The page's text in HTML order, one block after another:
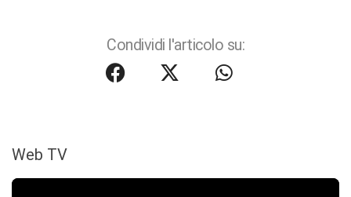
Condividi l'articolo su:
Web TV